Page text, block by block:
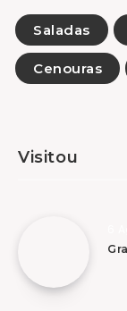
Saladas
Cenouras
Visitou